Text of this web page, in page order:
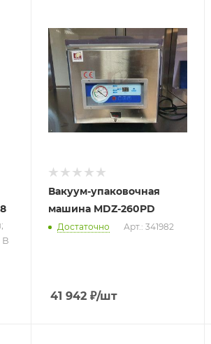
В
Вакуум-упаковочная
машина MDZ-260PD
Достаточно Арт.: 341982
41 942₽/шт